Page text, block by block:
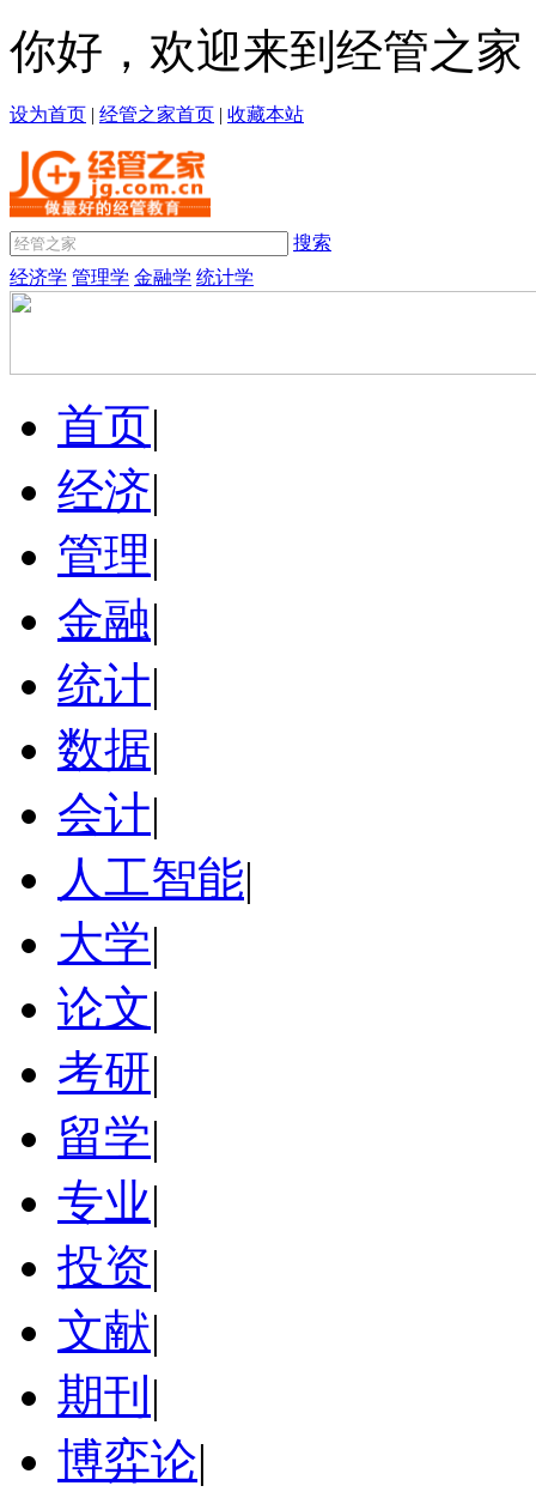
你好，欢迎来到经管之家
设为首页 | 经管之家首页 | 收藏本站
搜索
经济学 管理学 金融学 统计学
首页|
经济|
管理|
金融|
统计|
数据|
会计|
人工智能|
大学|
论文|
考研|
留学|
专业|
投资|
文献|
期刊 |
博弈论|